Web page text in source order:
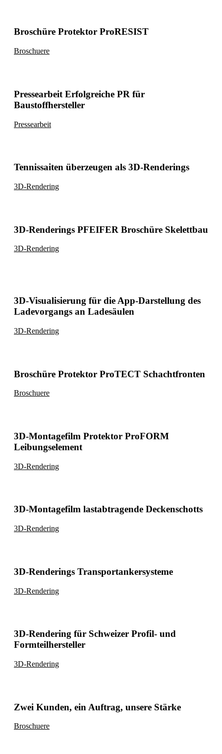
Broschüre Protektor ProRESIST
Broschuere
Pressearbeit Erfolgreiche PR für
Baustoffhersteller
Pressearbeit
Tennissaiten überzeugen als 3D-Renderings
3D-Rendering
3D-Renderings PFEIFER Broschüre Skelettbau
3D-Rendering
3D-Visualisierung für die App-Darstellung des
Ladevorgangs an Ladesäulen
3D-Rendering
Broschüre Protektor ProTECT Schachtfronten
Broschuere
3D-Montagefilm Protektor ProFORM
Leibungselement
3D-Rendering
3D-Montagefilm lastabtragende Deckenschotts
3D-Rendering
3D-Renderings Transportankersysteme
3D-Rendering
3D-Rendering für Schweizer Profil- und
Formteilhersteller
3D-Rendering
Zwei Kunden, ein Auftrag, unsere Stärke
Broschuere